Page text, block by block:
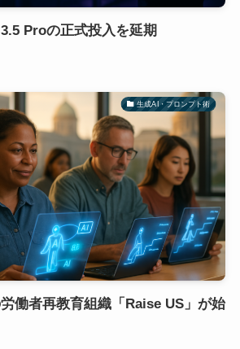
Proの正式投入を延期
生成AI・プロンプト術
働者再教育組織「Raise US」が始